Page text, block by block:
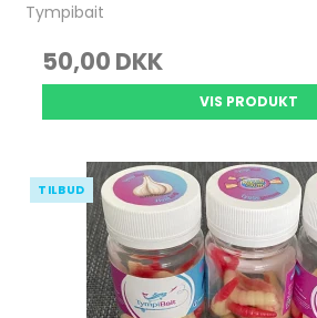
Tympibait
50,00 DKK
VIS PRODUKT
TILBUD